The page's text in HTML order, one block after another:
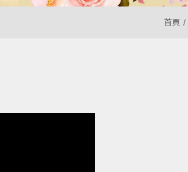
首頁